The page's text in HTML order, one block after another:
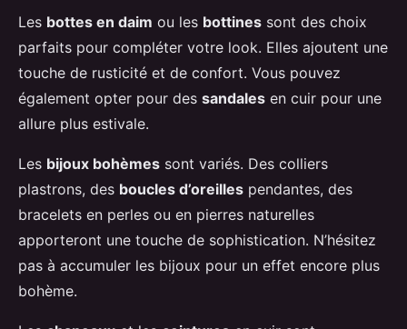
Les bottes en daim ou les bottines sont des choix
parfaits pour compléter votre look. Elles ajoutent une
touche de rusticité et de confort. Vous pouvez
également opter pour des sandales en cuir pour une
allure plus estivale.
Les bijoux bohèmes sont variés. Des colliers
plastrons, des boucles d’oreilles pendantes, des
bracelets en perles ou en pierres naturelles
apporteront une touche de sophistication. N’hésitez
pas à accumuler les bijoux pour un effet encore plus
bohème.